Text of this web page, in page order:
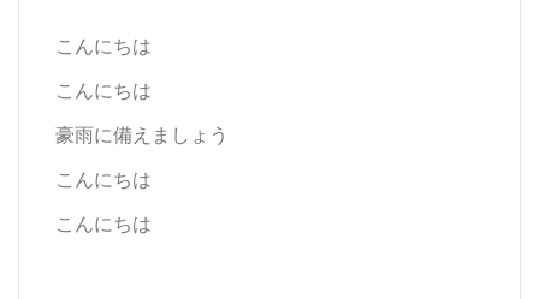
こんにちは
こんにちは
豪雨に備えましょう
こんにちは
こんにちは